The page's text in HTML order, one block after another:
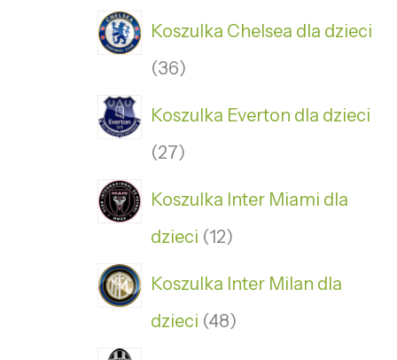
Koszulka Chelsea dla dzieci
36
Koszulka Everton dla dzieci
27
Koszulka Inter Miami dla
dzieci 12
Koszulka Inter Milan dla
dzieci 48